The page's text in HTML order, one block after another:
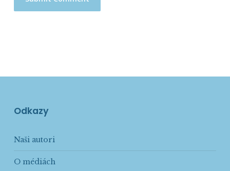
Odkazy
Naši autori
O médiách